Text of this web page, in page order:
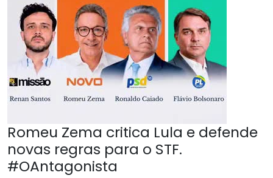
Romeu Zema critica Lula e defende
novas regras para o STF.
#OAntagonista